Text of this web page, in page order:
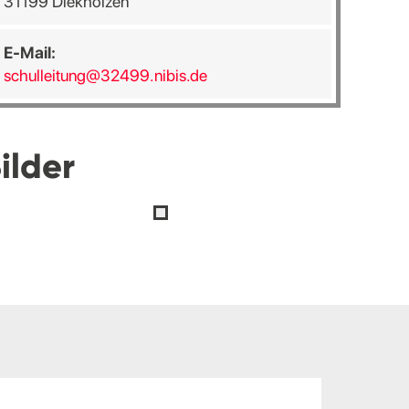
E-Mail:
schulleitung@32499.nibis.de